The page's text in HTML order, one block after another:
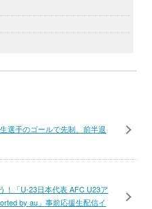
選手のゴールで先制、前半退
！「U-23日本代表 AFC U23ア
by au」事前応援生配信イ